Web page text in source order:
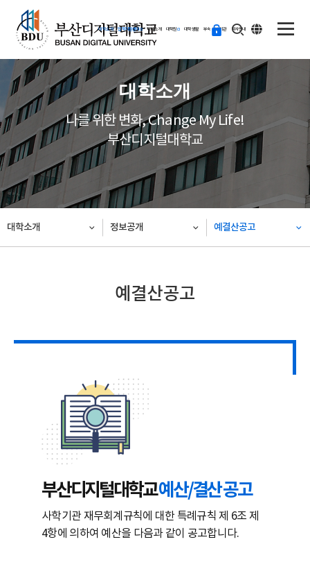
대학소개 입학지원센터 학과소개 대학원 대학생활 부속·부설기관 학사안내
등
기
ENG
대학소개
나를 위한 변화, Change My Life!
부산디지털대학교
대학소개 정보공개 예결산공고
예결산공고
부산디지털대학교예산/결산 공고
사학기관 재무회계규칙에 대한 특례규칙 제 6조 제
4항에 의하여 예산을 다음과 같이 공고합니다.